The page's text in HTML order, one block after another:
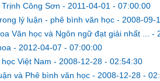
Công Sơn - 2011-04-01 - 07:00:00
lý luận - phê bình văn học - 2008-09-
Văn học và Ngôn ngữ đạt giải nhất ... -
- 2012-04-07 - 07:00:00
Việt Nam - 2008-12-28 - 02:54:30
và Phê bình văn học - 2008-12-28 -